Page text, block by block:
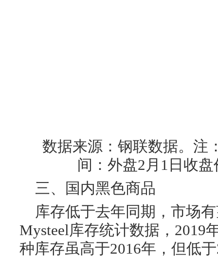
数据来源：钢联数据。注
间：外盘2月1日收
三、国内黑色商品
库存低于去年同期，市场
Mysteel库存统计数据，2019
种库存虽高于2016年，但低